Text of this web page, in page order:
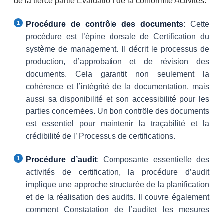
Procédure de contrôle des documents: Cette
procédure est l’épine dorsale de Certification du
système de management. Il décrit le processus de
production, d’approbation et de révision des
documents. Cela garantit non seulement la
cohérence et l’intégrité de la documentation, mais
aussi sa disponibilité et son accessibilité pour les
parties concernées. Un bon contrôle des documents
est essentiel pour maintenir la traçabilité et la
crédibilité de l’ Processus de certifications.
Procédure d’audit: Composante essentielle des
activités de certification, la procédure d’audit
implique une approche structurée de la planification
et de la réalisation des audits. Il couvre également
comment Constatation de l’auditet les mesures